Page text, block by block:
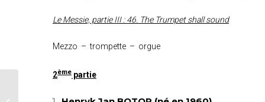
Le Messie, partie III : 46. The Trumpet shall sound
Mezzo – trompette – orgue
2ème partie
Ghislengien : concert